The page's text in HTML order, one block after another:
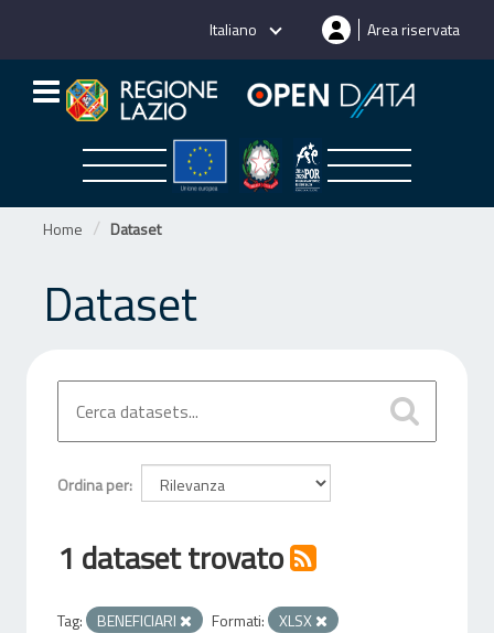
Italiano Area riservata
Home Dataset
Dataset
Ordina per
1 dataset trovato
Tag: BENEFICIARI Formati:
XLSX